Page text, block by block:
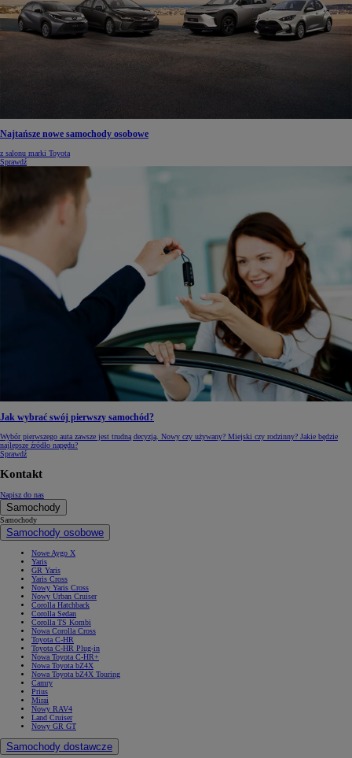
Najtańsze nowe samochody osobowe
z salonu marki Toyota
Sprawdź
Jak wybrać swój pierwszy samochód?
Wybór pierwszego auta zawsze jest trudną decyzją. Nowy czy używany? Miejski czy rodzinny? Jakie będzie
najlepsze źródło napędu?
Sprawdź
Kontakt
Napisz do nas
Samochody
Samochody
Samochody osobowe
Nowe Aygo X
Yaris
GR Yaris
Yaris Cross
Nowy Yaris Cross
Nowy Urban Cruiser
Corolla Hatchback
Corolla Sedan
Corolla TS Kombi
Nowa Corolla Cross
Toyota C-HR
Toyota C-HR Plug-in
Nowa Toyota C-HR+
Nowa Toyota bZ4X
Nowa Toyota bZ4X Touring
Camry
Prius
Mirai
Nowy RAV4
Land Cruiser
Nowy GR GT
Samochody dostawcze